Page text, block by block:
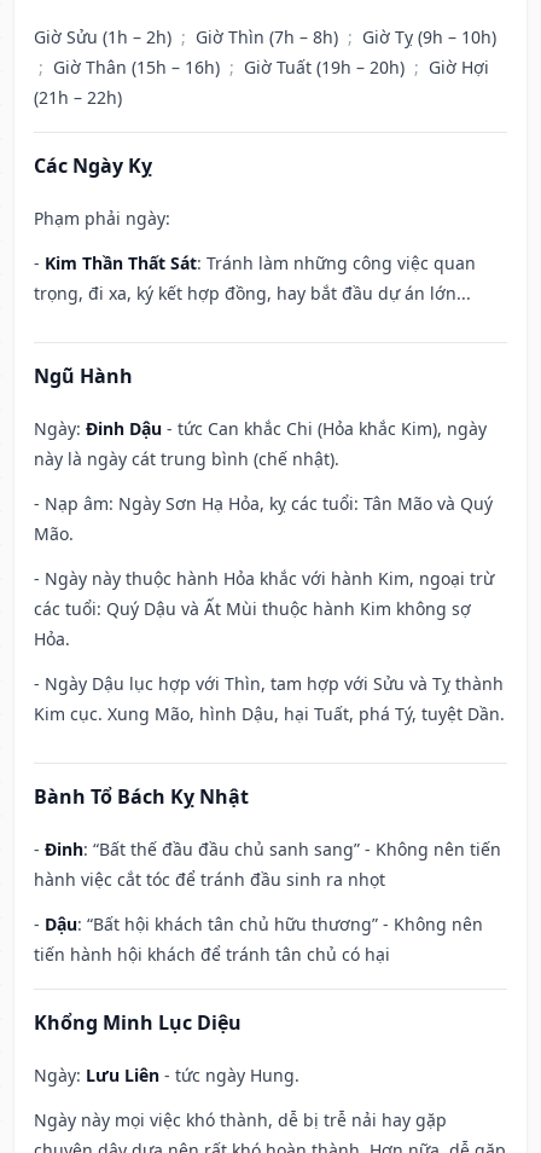
Giờ Sửu (1h – 2h) ; Giờ Thìn (7h – 8h) ; Giờ Tỵ (9h – 10h)
; Giờ Thân (15h – 16h) ; Giờ Tuất (19h – 20h) ; Giờ Hợi
(21h – 22h)
Các Ngày Kỵ
Phạm phải ngày:
- Kim Thần Thất Sát: Tránh làm những công việc quan
trọng, đi xa, ký kết hợp đồng, hay bắt đầu dự án lớn...
Ngũ Hành
Ngày: Đinh Dậu - tức Can khắc Chi (Hỏa khắc Kim), ngày
này là ngày cát trung bình (chế nhật).
- Nạp âm: Ngày Sơn Hạ Hỏa, kỵ các tuổi: Tân Mão và Quý
Mão.
- Ngày này thuộc hành Hỏa khắc với hành Kim, ngoại trừ
các tuổi: Quý Dậu và Ất Mùi thuộc hành Kim không sợ
Hỏa.
- Ngày Dậu lục hợp với Thìn, tam hợp với Sửu và Tỵ thành
Kim cục. Xung Mão, hình Dậu, hại Tuất, phá Tý, tuyệt Dần.
Bành Tổ Bách Kỵ Nhật
- Đinh: “Bất thế đầu đầu chủ sanh sang” - Không nên tiến
hành việc cắt tóc để tránh đầu sinh ra nhọt
- Dậu: “Bất hội khách tân chủ hữu thương” - Không nên
tiến hành hội khách để tránh tân chủ có hại
Khổng Minh Lục Diệu
Ngày: Lưu Liên - tức ngày Hung.
Ngày này mọi việc khó thành, dễ bị trễ nải hay gặp